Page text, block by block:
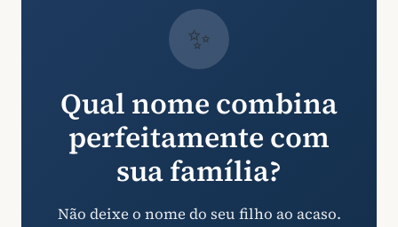
✨
Qual nome combina
perfeitamente com
sua família?
Não deixe o nome do seu filho ao acaso.